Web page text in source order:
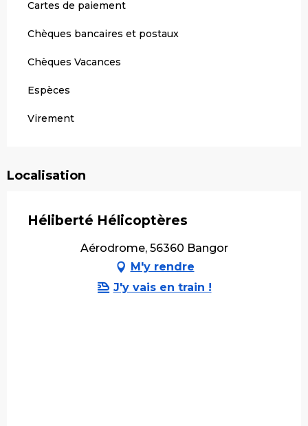
Cartes de paiement
Chèques bancaires et postaux
Chèques Vacances
Espèces
Virement
Localisation
Héliberté Hélicoptères
Aérodrome, 56360 Bangor
M'y rendre
J'y vais en train !